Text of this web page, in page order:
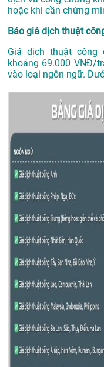
hoặc khi cần chứng
Báo giá dịch thuật
Giá dịch thuật công
khoảng 69.000 VNĐ/
vào loại ngôn ngữ.